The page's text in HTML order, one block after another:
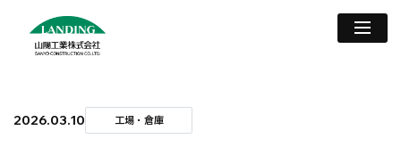
2026.03.10 工場・倉庫